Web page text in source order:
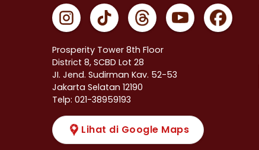
Prosperity Tower 8th Floor
District 8, SCBD Lot 28
JI. Jend. Sudirman Kav. 52-53
Jakarta Selatan 12190
Telp: 021-38959193
Lihat di Google Maps